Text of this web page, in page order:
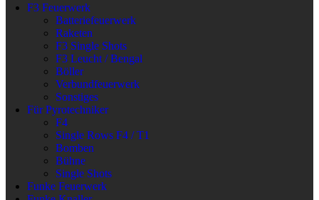
F3 Feuerwerk
Batteriefeuerwerk
Raketen
F3 Single Shots
F3 Leucht / Bengal
Böller
Verbundfeuerwerk
Sonstiges
Für Pyrotechniker
F4
Single Rows F4 / T1
Bomben
Bühne
Single Shots
Funke Feuerwerk